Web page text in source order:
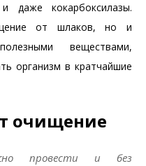
кокарбоксилазы.
от шлаков, но и
веществами,
организм в кратчайшие
очищение
провести и без